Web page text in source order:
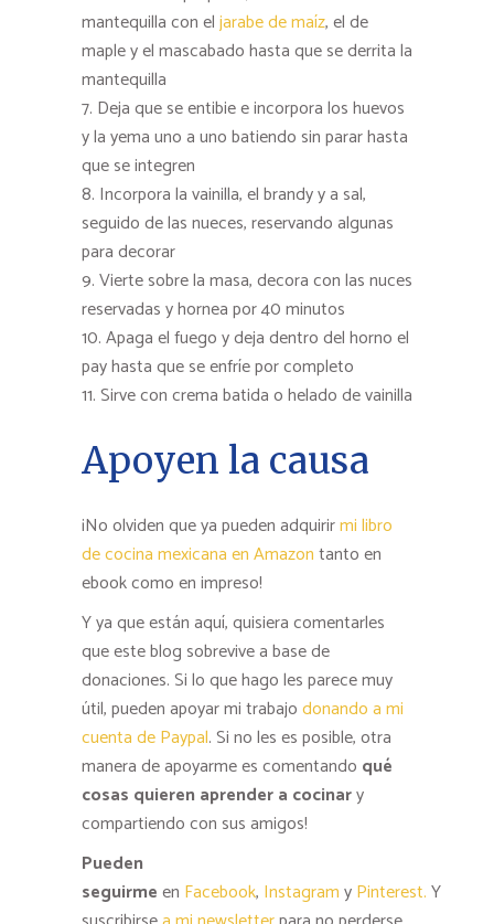
mantequilla con eljarabe de maíz, el de
maple y el mascabado hasta que se derrita la
mantequilla
Deja que se entibie e incorpora los huevos
y la yema uno a uno batiendo sin parar hasta
que se integren
Incorpora la vainilla, el brandy y a sal,
seguido de las nueces, reservando algunas
para decorar
Vierte sobre la masa, decora con las nuces
reservadas y hornea por 40 minutos
Apaga el fuego y deja dentro del horno el
pay hasta que se enfríe por completo
Sirve con crema batida o helado de vainilla
Apoyen la causa
¡No olviden que ya pueden adquirirmi libro
de cocina mexicana en Amazontanto en
ebook como en impreso!
Y ya que están aquí, quisiera comentarles
que este blog sobrevive a base de
donaciones. Si lo que hago les parece muy
útil, pueden apoyar mi trabajodonando a mi
cuenta de Paypal. Si no les es posible, otra
manera de apoyarme es comentando qué
cosas quieren aprender a cocinary
compartiendo con sus amigos!
Pueden
seguirmeen Facebook, InstagramyPinterest.Y